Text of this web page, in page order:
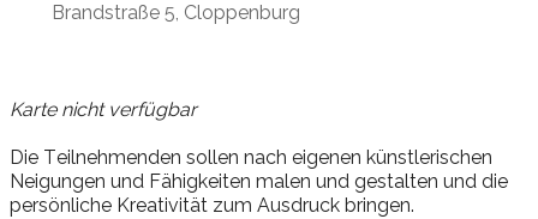
Brandstraße 5, Cloppenburg
Karte nicht verfügbar
Die Teilnehmenden sollen nach eigenen künstlerischen
Neigungen und Fähigkeiten malen und gestalten und die
persönliche Kreativität zum Ausdruck bringen.